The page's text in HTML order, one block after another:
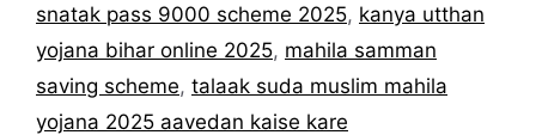
snatak pass 9000 scheme 2025, kanya utthan
yojana bihar online 2025, mahila samman
saving scheme, talaak suda muslim mahila
yojana 2025 aavedan kaise kare